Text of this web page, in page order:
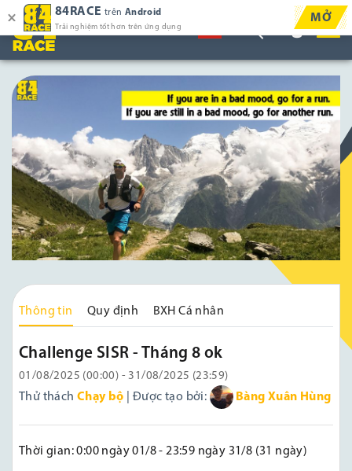
Thông tin Quy định BXH Cá nhân
Challenge SISR - Tháng 8 ok
01/08/2025 (00:00) - 31/08/2025 (23:59)
Thử thách Chạy bộ | Được tạo bởi: Bàng Xuân Hùng
Thời gian: 0:00 ngày 01/8 - 23:59 ngày 31/8 (31 ngày)
84RACE trên Android
Trải nghiệm tốt hơn trên ứng dụng
MỞ